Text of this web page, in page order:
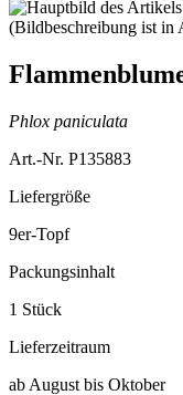
Phlox paniculata
Art.-Nr. P135883
Liefergröße
9er-Topf
Packungsinhalt
1 Stück
Lieferzeitraum
ab August bis Oktober